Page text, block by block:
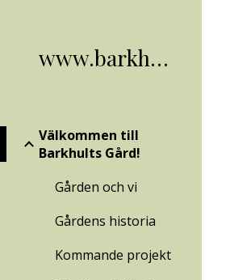
www.barkhult.nu
Välkommen till
Barkhults Gård!
Gården och vi
Gårdens historia
Kommande projekt